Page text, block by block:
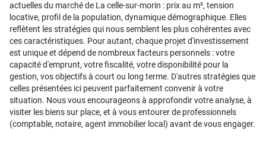
actuelles du marché de La celle-sur-morin : prix au m², tension
locative, profil de la population, dynamique démographique. Elles
reflètent les stratégies qui nous semblent les plus cohérentes avec
ces caractéristiques. Pour autant, chaque projet d'investissement
est unique et dépend de nombreux facteurs personnels : votre
capacité d'emprunt, votre fiscalité, votre disponibilité pour la
gestion, vos objectifs à court ou long terme. D'autres stratégies que
celles présentées ici peuvent parfaitement convenir à votre
situation. Nous vous encourageons à approfondir votre analyse, à
visiter les biens sur place, et à vous entourer de professionnels
(comptable, notaire, agent immobilier local) avant de vous engager.